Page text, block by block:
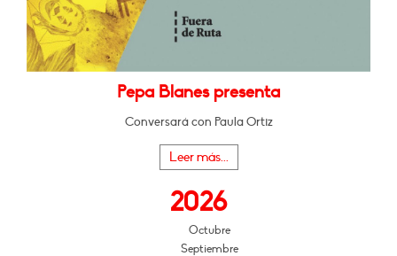
Pepa Blanes presenta
Conversará con Paula Ortiz
Leer más...
2026
Octubre
Septiembre